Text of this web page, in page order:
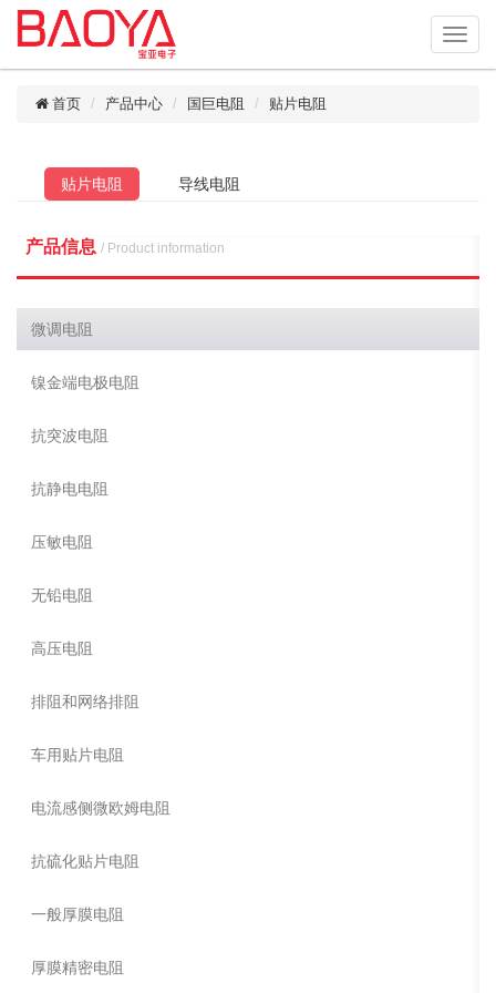
首页 产品中心 国巨电阻 贴片电阻
贴片电阻 导线电阻
产品信息 / Product information
微调电阻
镍金端电极电阻
抗突波电阻
抗静电电阻
压敏电阻
无铅电阻
高压电阻
排阻和网络排阻
车用贴片电阻
电流感侧微欧姆电阻
抗硫化贴片电阻
一般厚膜电阻
厚膜精密电阻